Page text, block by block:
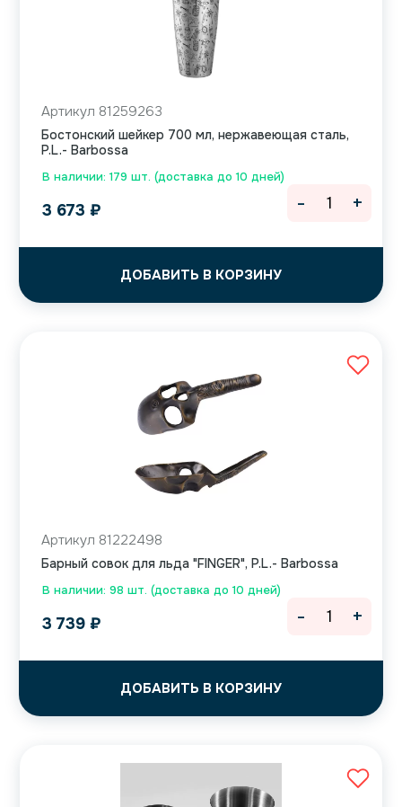
В наличии: 179 шт. (доставка до 10 дней)
Артикул 81259263
Бостонский шейкер 700 мл, нержавеющая сталь,
P.L.- Barbossa
3 673 ₽
ДОБАВИТЬ В КОРЗИНУ
- +
В наличии: 98 шт. (доставка до 10 дней)
Артикул 81222498
Барный совок для льда "FINGER", P.L.- Barbossa
3 739 ₽
ДОБАВИТЬ В КОРЗИНУ
- +